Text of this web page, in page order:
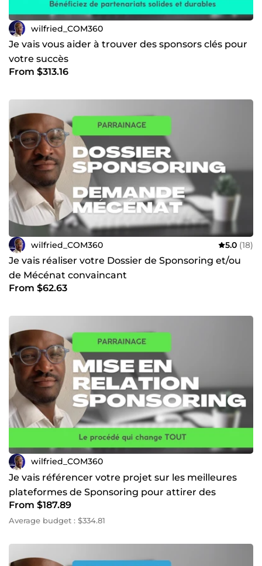
wilfried_COM360
Je vais vous aider à trouver des sponsors clés pour
votre succès
From $313.16
wilfried_COM360 5.0 (18)
Je vais réaliser votre Dossier de Sponsoring et/ou
de Mécénat convaincant
From $62.63
wilfried_COM360
Je vais référencer votre projet sur les meilleures
plateformes de Sponsoring pour attirer des
marques
From $187.89
Average budget : $334.81